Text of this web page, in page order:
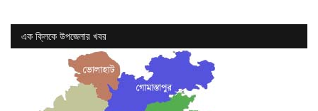
এক ক্লিকে উপজেলার খবর